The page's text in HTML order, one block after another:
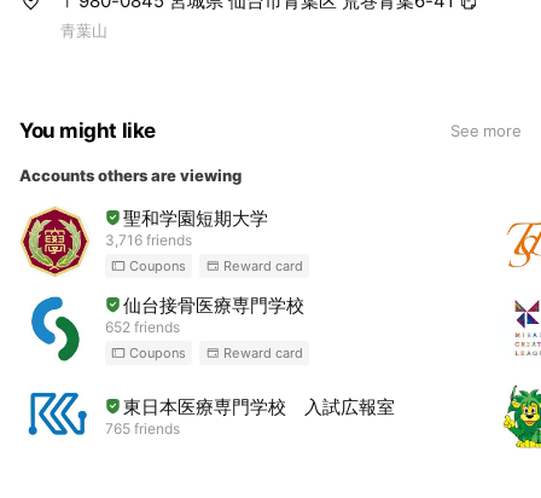
青葉山
You might like See more
Accounts others are viewing
聖和学園短期大学
3,716 friends
Coupons Reward card
仙台接骨医療専門学校
652 friends
Coupons Reward card
東日本医療専門学校 入試広報室
765 friends